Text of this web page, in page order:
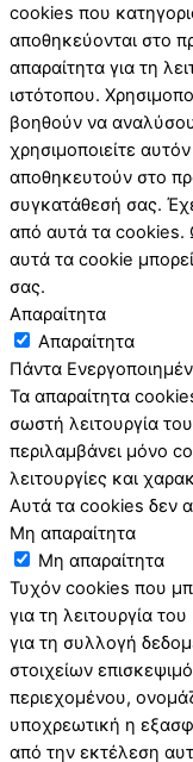
cookies που
αποθηκεύονται στο
απαραίτητα για τη
ιστότοπου.
βοηθούν να
χρησιμοποιείτε
αποθηκευτούν στο
συγκατάθεσή σας.
από αυτά τα cookies.
αυτά τα cookie
σας.
Απαραίτητα
Απαραίτητα
Πάντα
Τα απαραίτητα
σωστή λειτουργία
περιλαμβάνει μόνο
λειτουργίες και
Αυτά τα cookies δεν
Μη απαραίτητα
Μη απαραίτητα
Τυχόν cookies που
για τη λειτουργία
για τη συλλογή
στοιχείων
περιεχομένου,
υποχρεωτική η
από την εκτέλεση